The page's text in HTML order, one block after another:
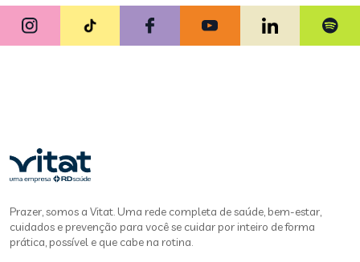
Prazer, somos a Vitat. Uma rede completa de saúde, bem-estar,
cuidados e prevenção para você se cuidar por inteiro de forma
prática, possível e que cabe na rotina.